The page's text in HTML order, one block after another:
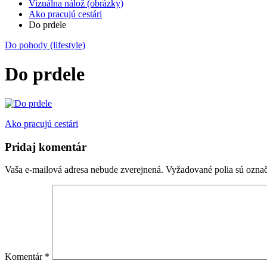
Vizuálna nálož (obrázky)
Ako pracujú cestári
Do prdele
Do pohody (lifestyle)
Do prdele
Navigácia
v
článku
Ako pracujú cestári
Pridaj komentár
Vaša e-mailová adresa nebude zverejnená. Vyžadované polia sú
Komentár *